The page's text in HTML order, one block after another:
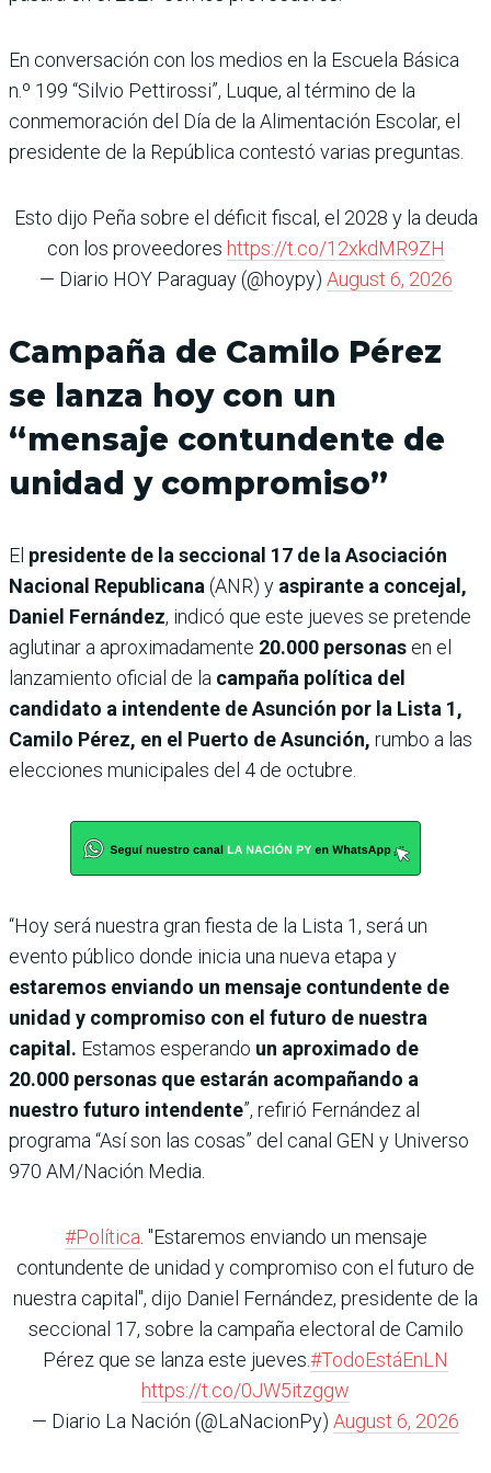
En conversación con los medios en la Escuela Básica
n.º 199 “Silvio Pettirossi”, Luque, al término de la
conmemoración del Día de la Alimentación Escolar, el
presidente de la República contestó varias preguntas.
Esto dijo Peña sobre el déficit fiscal, el 2028 y la deuda
con los proveedores https://t.co/12xkdMR9ZH
— Diario HOY Paraguay (@hoypy) August 6, 2026
Campaña de Camilo Pérez
se lanza hoy con un
“mensaje contundente de
unidad y compromiso”
El presidente de la seccional 17 de la Asociación
Nacional Republicana (ANR) y aspirante a concejal,
Daniel Fernández, indicó que este jueves se pretende
aglutinar a aproximadamente 20.000 personas en el
lanzamiento oficial de la campaña política del
candidato a intendente de Asunción por la Lista 1,
Camilo Pérez, en el Puerto de Asunción, rumbo a las
elecciones municipales del 4 de octubre.
“Hoy será nuestra gran fiesta de la Lista 1, será un
evento público donde inicia una nueva etapa y
estaremos enviando un mensaje contundente de
unidad y compromiso con el futuro de nuestra
capital. Estamos esperando un aproximado de
20.000 personas que estarán acompañando a
nuestro futuro intendente”, refirió Fernández al
programa “Así son las cosas” del canal GEN y Universo
970 AM/Nación Media.
#Política . "Estaremos enviando un mensaje
contundente de unidad y compromiso con el futuro de
nuestra capital", dijo Daniel Fernández, presidente de la
seccional 17, sobre la campaña electoral de Camilo
Pérez que se lanza este jueves.#TodoEstáEnLN
https://t.co/0JW5itzggw
— Diario La Nación (@LaNacionPy) August 6, 2026